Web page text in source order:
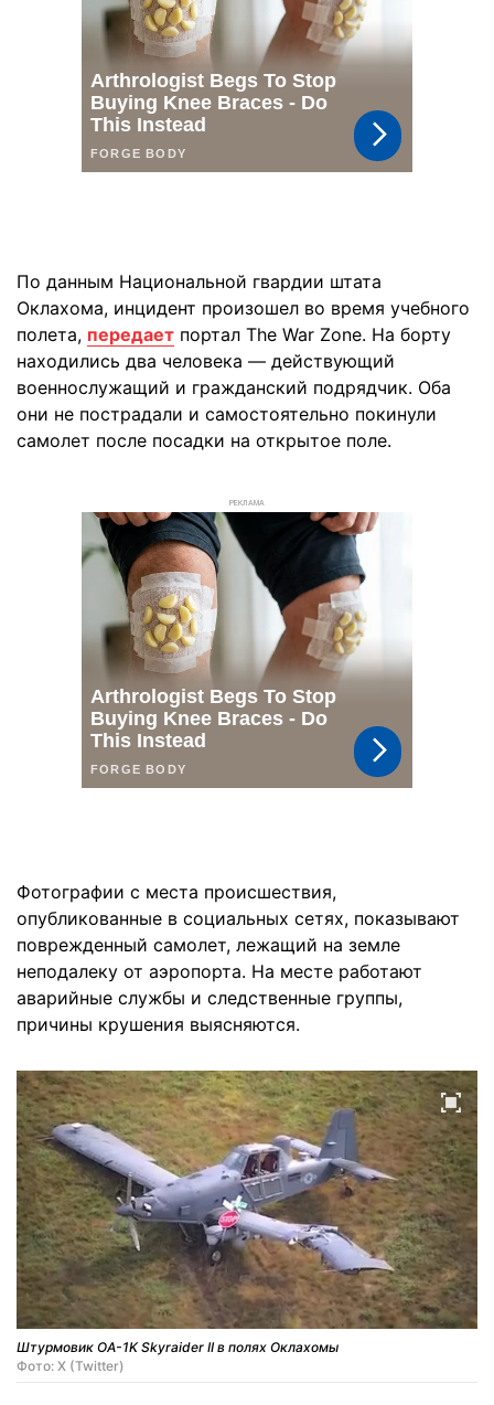
По данным Национальной гвардии штата
Оклахома, инцидент произошел во время учебного
полета, передает портал The War Zone. На борту
находились два человека — действующий
военнослужащий и гражданский подрядчик. Оба
они не пострадали и самостоятельно покинули
самолет после посадки на открытое поле.
РЕКЛАМА
Фотографии с места происшествия,
опубликованные в социальных сетях, показывают
поврежденный самолет, лежащий на земле
неподалеку от аэропорта. На месте работают
аварийные службы и следственные группы,
причины крушения выясняются.
Штурмовик OA-1K Skyraider II в полях Оклахомы
Фото: X (Twitter)